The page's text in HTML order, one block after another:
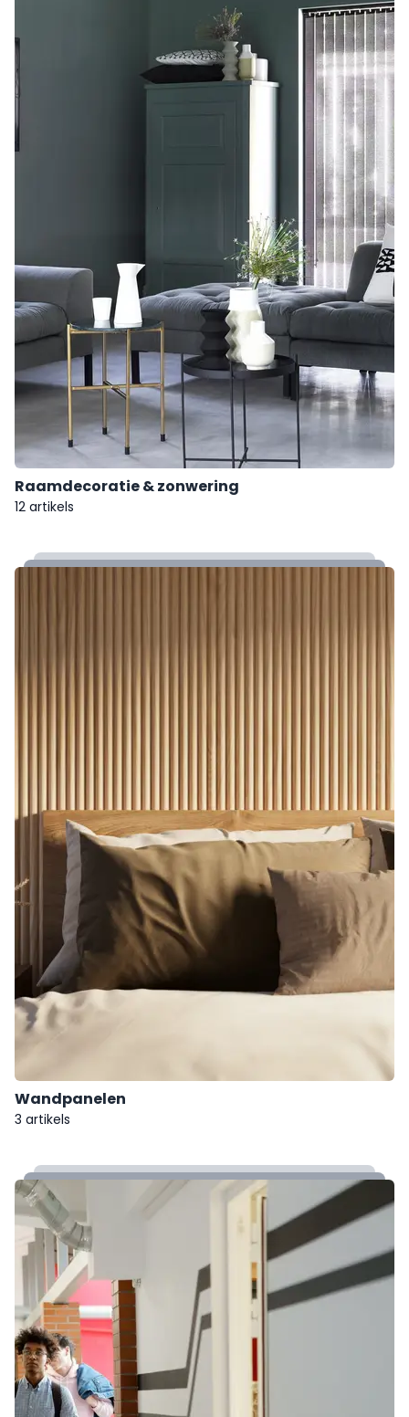
Raamdecoratie & zonwering
12 artikels
Wandpanelen
3 artikels